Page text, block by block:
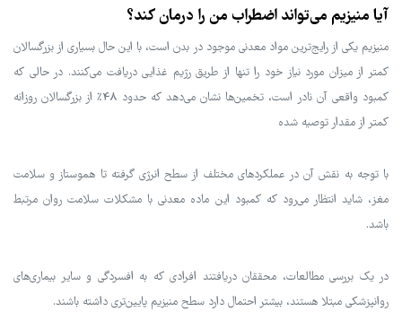
آیا منیزیم می‌تواند اضطراب من را درمان کند؟
منیزیم یکی از رایج‌ترین مواد معدنی موجود در بدن است، با این حال بسیاری از بزرگسالان
کمتر از میزان مورد نیاز خود را تنها از طریق رژیم غذایی دریافت می‌کنند. در حالی که
کمبود واقعی آن نادر است، تخمین‌ها نشان می‌دهد که حدود 48٪ از بزرگسالان روزانه
کمتر از مقدار توصیه شده
با توجه به نقش آن در عملکردهای مختلف از سطح انرژی گرفته تا هموستاز و سلامت
مغز، شاید انتظار می‌رود که کمبود این ماده معدنی با مشکلات سلامت روان مرتبط
باشد.
در یک بررسی مطالعات، محققان دریافتند افرادی که به افسردگی و سایر بیماری‌های
روانپزشکی مبتلا هستند، بیشتر احتمال دارد سطح منیزیم پایین‌تری داشته باشند.